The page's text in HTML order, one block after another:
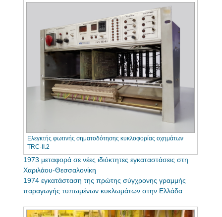
Ελεγκτής φωτινής σηματοδότησης κυκλοφορίας οχημάτων
TRC-II.2
1973 μεταφορά σε νέες ιδιόκτητες εγκαταστάσεις στη
Χαριλάου-Θεσσαλονίκη
1974 εγκατάσταση της πρώτης σύγχρονης γραμμής
παραγωγής τυπωμένων κυκλωμάτων στην Ελλάδα